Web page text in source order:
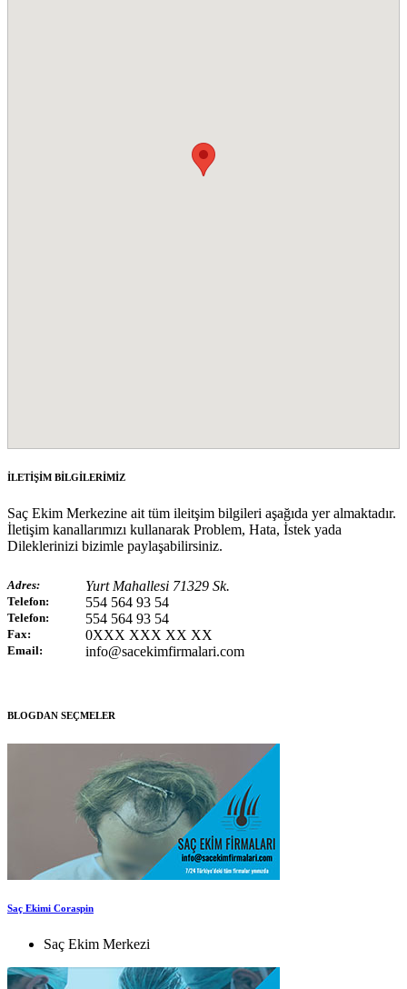
İLETİŞİM BİLGİLERİMİZ
Saç Ekim Merkezine ait tüm ileitşim bilgileri aşağıda yer almaktadır.
İletişim kanallarımızı kullanarak Problem, Hata, İstek yada
Dileklerinizi bizimle paylaşabilirsiniz.
Adres: Yurt Mahallesi 71329 Sk.
Telefon: 554 564 93 54
Telefon: 554 564 93 54
Fax: 0XXX XXX XX XX
Email: info@sacekimfirmalari.com
BLOGDAN SEÇMELER
Saç Ekimi Coraspin
Saç Ekim Merkezi